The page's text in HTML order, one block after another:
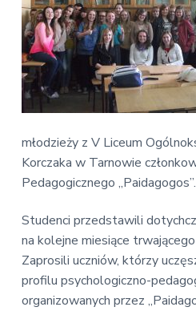
E
k
o
n
o
m
i
c
n
a
młodzieży z V Liceum
Korczaka w Tarnowie
Pedagogicznego „Paidagogos”.
Studenci przedstawili
na kolejne miesiące
Zaprosili uczniów, którzy
profilu psychologiczno-
organizowanych przez